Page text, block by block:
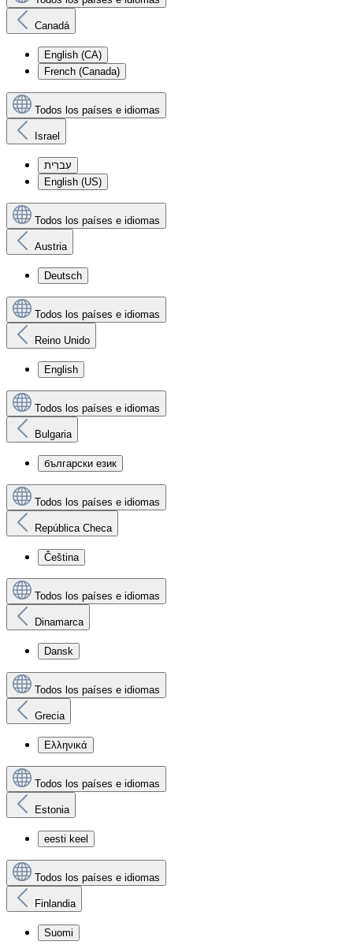
Canadá
English (CA)
French (Canada)
Todos los países e idiomas
Israel
עִברִית
English (US)
Todos los países e idiomas
Austria
Deutsch
Todos los países e idiomas
Reino Unido
English
Todos los países e idiomas
Bulgaria
български език
Todos los países e idiomas
República Checa
Čeština
Todos los países e idiomas
Dinamarca
Dansk
Todos los países e idiomas
Grecia
Ελληνικά
Todos los países e idiomas
Estonia
eesti keel
Todos los países e idiomas
Finlandia
Suomi